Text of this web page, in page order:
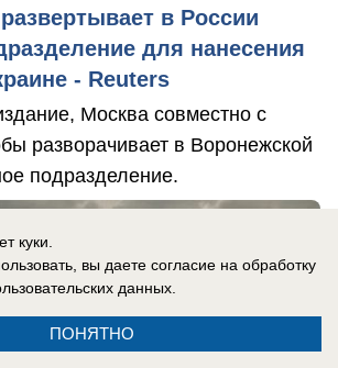
в России
для нанесения
- Reuters
Москва совместно с
разворачивает в Воронежской
подразделение.
куки.
вы даете согласие на обработку
данных.
ПОНЯТНО